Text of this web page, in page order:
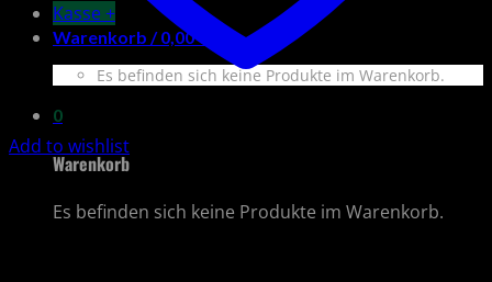
Kasse+
Warenkorb /0,00€
Es befinden sich keine Produkte im Warenkorb.
0
Warenkorb
Es befinden sich keine Produkte im Warenkorb.
Add to wishlist